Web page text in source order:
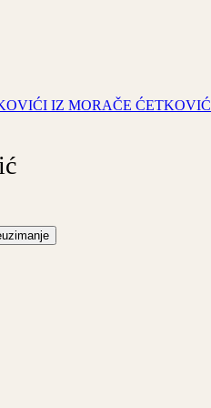
IZ MORAČE ĆETKOVIĆ